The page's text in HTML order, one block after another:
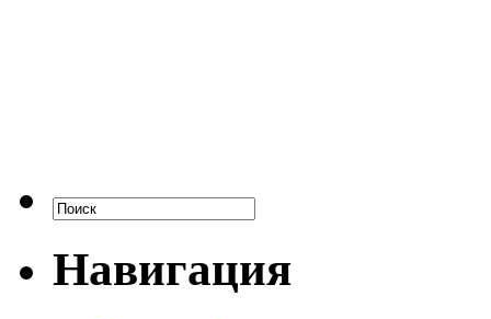
Навигация